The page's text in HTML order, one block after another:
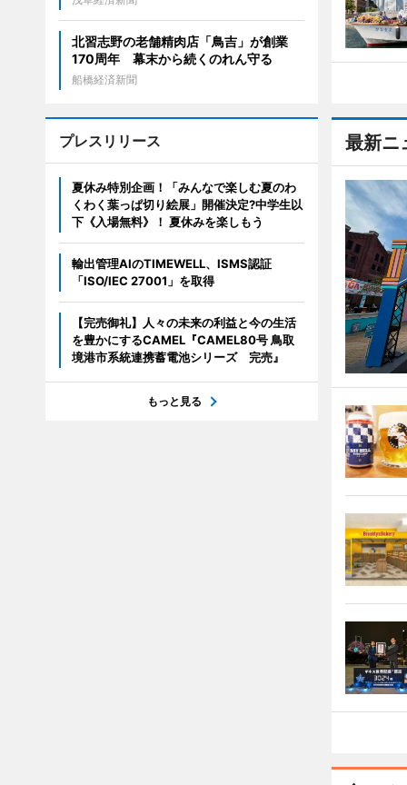
最新ニ
北習志野の老舗精肉店「鳥吉」が創業
170周年 幕末から続くのれん守る
船橋経済新聞
プレスリリース
夏休み特別企画！「みんなで楽しむ夏のわ
くわく葉っぱ切り絵展」開催決定?中学生以
下《入場無料》！ 夏休みを楽しもう
輸出管理AIのTIMEWELL、ISMS認証
「ISO/IEC 27001」を取得
【完売御礼】人々の未来の利益と今の生活
を豊かにするCAMEL『CAMEL80号 鳥取
境港市系統連携蓄電池シリーズ 完売』
もっと見る